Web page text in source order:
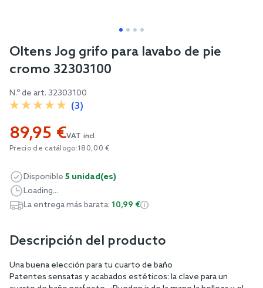
Skip
beginning
of
images
gallery
Oltens Jog grifo para lavabo de pie
cromo 32303100
N.º de art. 32303100
(3)
89,95 €VAT incl.
Precio de catálogo:180,00 €
Disponible 5 unidad(es)
Loading...
La entrega más barata: 10,99 €
Descripción del producto
Una buena elección para tu cuarto de baño
Patentes sensatas y acabados estéticos: la clave para un